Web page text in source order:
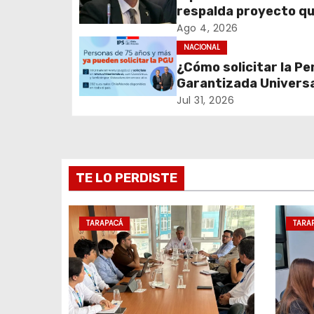
c
i
ó
e
e
n
t
r
respalda proyecto
fortalece el control
identidad durante
de excepción
Ago 4, 2026
NACIONAL
¿Cómo solicitar la
Garantizada
(PGU)?
Jul 31, 2026
TE LO PERDISTE
TARAPACÁ